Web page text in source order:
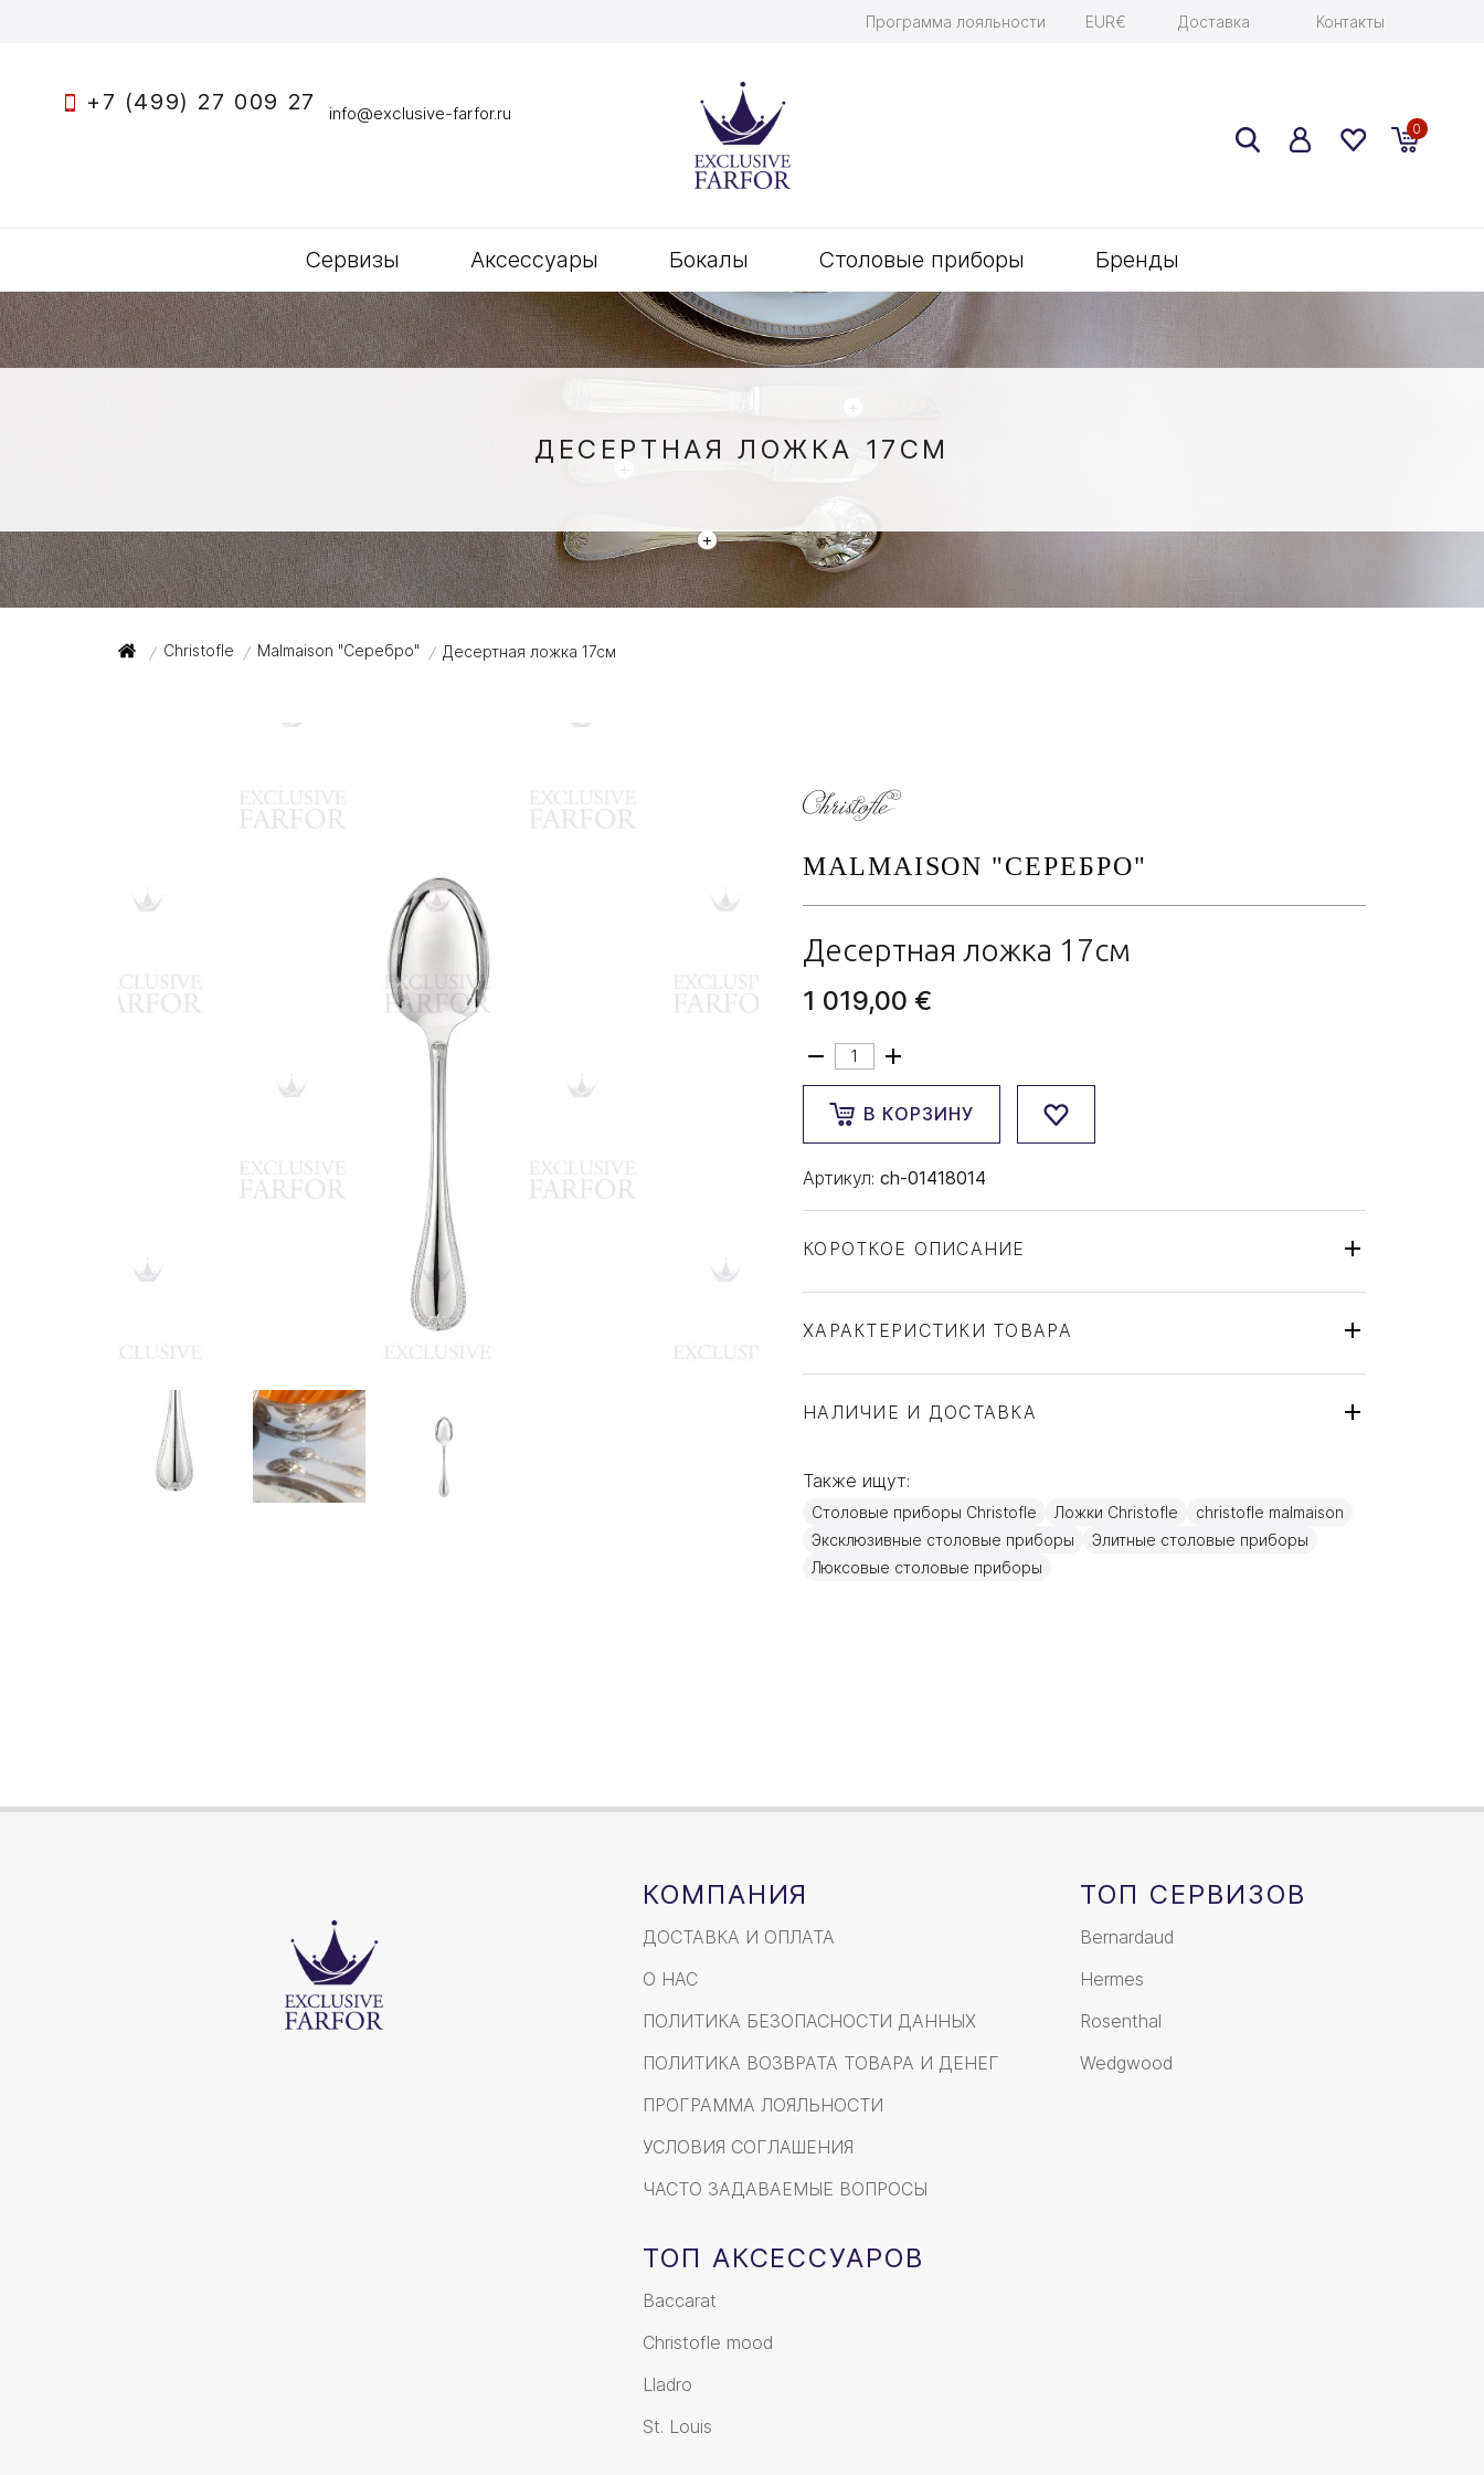
Программа лояльности EUR€ Доставка Контакты
+7 (499) 27 009 27 info@exclusive-farfor.ru
0
Сервизы Аксессуары Бокалы Столовые приборы Бренды
+
+
+
ДЕСЕРТНАЯ ЛОЖКА 17СМ
/ Christofle / Malmaison "Серебро" / Десертная ложка 17см
MALMAISON "СЕРЕБРО"
Десертная ложка 17см
1 019,00 €
В КОРЗИНУ
Артикул: ch-01418014
КОРОТКОЕ ОПИСАНИЕ
ХАРАКТЕРИСТИКИ ТОВАРА
Коллекция
Malmaison
Материал
Объем / Размер
17см
НАЛИЧИЕ И ДОСТАВКА
Также ищут:
Столовые приборы Christofle Ложки Christofle
christofle malmaison
Эксклюзивные столовые приборы
Элитные столовые приборы
Люксовые столовые приборы
КОМПАНИЯ
ДОСТАВКА И ОПЛАТА
О НАС
ПОЛИТИКА БЕЗОПАСНОСТИ ДАННЫХ
ПОЛИТИКА ВОЗВРАТА ТОВАРА И ДЕНЕГ
ПРОГРАММА ЛОЯЛЬНОСТИ
УСЛОВИЯ СОГЛАШЕНИЯ
ЧАСТО ЗАДАВАЕМЫЕ ВОПРОСЫ
ТОП СЕРВИЗОВ
Bernardaud
Hermes
Rosenthal
Wedgwood
ТОП АКСЕССУАРОВ
Baccarat
Christofle mood
Lladro
St. Louis